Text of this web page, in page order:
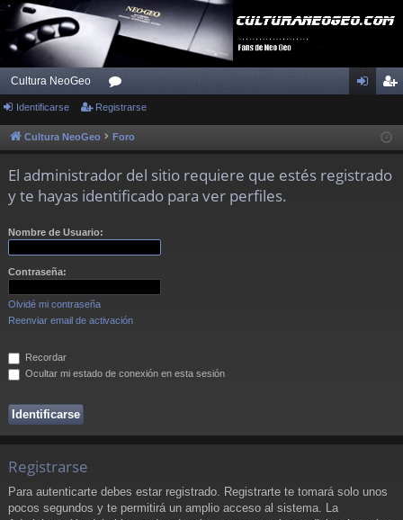
Cultura NeoGeo
or
os ist
Identificarse Registrarse
Cultura NeoGeo Foro
El administrador del sitio requiere que estés registrado
y te hayas identificado para ver perfiles.
Nombre de Usuario:
Contraseña:
Olvidé mi contraseña
Reenviar email de activación
Recordar
Ocultar mi estado de conexión en esta sesión
Registrarse
Para autenticarte debes estar registrado. Registrarte te tomará solo unos
pocos segundos y te permitirá un amplio acceso al sistema. La